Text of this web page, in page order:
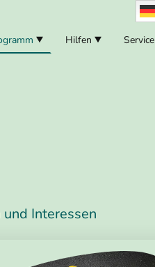
Hilfen Service
Interessen